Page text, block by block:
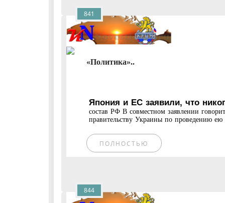
«Политика»..
Япония и ЕС заявили, что
состав РФ В совместном заявлении
правительству Украины по проведению
ПОЛНОСТЬЮ
841
844